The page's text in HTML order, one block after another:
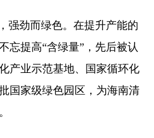
劲而绿色。在提升产能的
忘提高“含绿量”，先后被认
产业示范基地、国家循环化
国家级绿色园区，为海南清